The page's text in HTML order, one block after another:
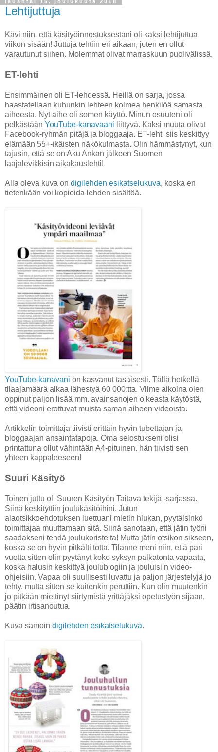
lauantai 15. joulukuuta 2018
Lehtijuttuja
Kävi niin, että käsityöinnostuksestani oli kaksi lehtijuttua
viikon sisään! Juttuja tehtiin eri aikaan, joten en ollut
varautunut siihen. Molemmat olivat marraskuun puolivälissä.
ET-lehti
Ensimmäinen oli ET-lehdessä. Heillä on sarja, jossa
haastatellaan kuhunkin lehteen kolmea henkilöä samasta
aiheesta. Nyt aihe oli somen käyttö. Minun osuuteni oli
pelkästään YouTube-kanavaani liittyvä. Kaksi muuta olivat
Facebook-ryhmän pitäjä ja bloggaaja. ET-lehti siis keskittyy
elämään 55+-ikäisten näkökulmasta. Olin hämmästynyt, kun
tajusin, että se on Aku Ankan jälkeen Suomen
laajalevikkisin aikakauslehti!
Alla oleva kuva on digilehden esikatselukuva, koska en
tietenkään voi kopioida lehden sisältöä.
YouTube-kanavani on kasvanut tasaisesti. Tällä hetkellä
tilaajamäärä alkaa lähestyä 60 000:tta. Viime aikoina olen
oppinut paljon lisää mm. avainsanojen oikeasta käytöstä,
että videoni erottuvat muista saman aiheen videoista.
Artikkelin toimittaja tiivisti erittäin hyvin tubettajan ja
bloggaajan ansaintatapoja. Oma selostukseni olisi
printattuna ollut vähintään A4-pituinen, hän tiivisti sen
yhteen kappaleeseen!
Suuri Käsityö
Toinen juttu oli Suuren Käsityön Taitava tekijä -sarjassa.
Siinä keskityttiin joulukäsitöihini. Jutun
alaotsikkoehdotuksen luettuani mietin hiukan, pyytäisinkö
toimittajaa muuttamaan sitä. Siinä sanotaan, että jätin työni
saadakseni tehdä joulukoristeita! Mutta jätin otsikon sikseen,
koska se on hyvin pitkälti totta. Tilanne meni niin, että pari
vuotta sitten olin pyytänyt koko syksyn palkatonta vapaata,
koska halusin keskittyä joulublogiin ja jouluisiin video-
ohjeisiin. Vapaa oli suullisesti luvattu ja paljon järjestelyjä jo
tehty, mutta sitten se kuitenkin peruttiin. Kun olin muutenkin
jo pitkään miettinyt siirtymistä yrittäjäksi opetustyön sijaan,
päätin irtisanoutua.
Kuva samoin digilehden esikatselukuva.